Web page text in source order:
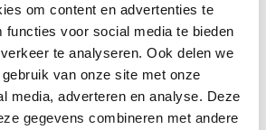
om content en advertenties te
functies voor social media te bieden
te analyseren. Ook delen we
van onze site met onze
media, adverteren en analyse. Deze
gegevens combineren met andere
de domaine